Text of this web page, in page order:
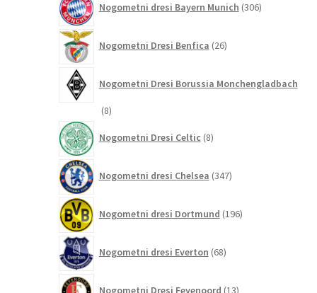
Nogometni dresi Bayern Munich 306izdelkov
Nogometni Dresi Benfica 26izdelkov
Nogometni Dresi Borussia Monchengladbach
88
Nogometni Dresi Celtic 8izdelkov
Nogometni dresi Chelsea 347izdelkov
Nogometni dresi Dortmund 196izdelkov
Nogometni dresi Everton 68izdelkov
Nogometni Dresi Feyenoord 13